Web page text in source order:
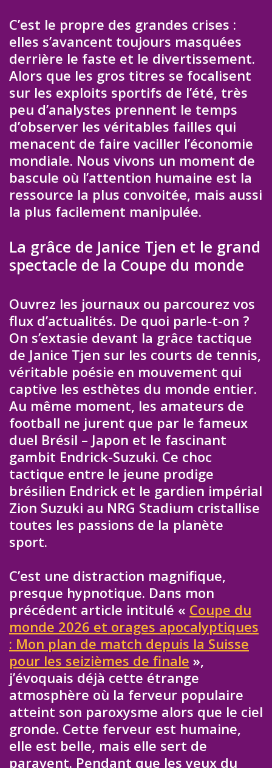
C’est le propre des grandes crises :
elles s’avancent toujours masquées
derrière le faste et le divertissement.
Alors que les gros titres se focalisent
sur les exploits sportifs de l’été, très
peu d’analystes prennent le temps
d’observer les véritables failles qui
menacent de faire vaciller l’économie
mondiale. Nous vivons un moment de
bascule où l’attention humaine est la
ressource la plus convoitée, mais aussi
la plus facilement manipulée.
La grâce de Janice Tjen et le grand
spectacle de la Coupe du monde
Ouvrez les journaux ou parcourez vos
flux d’actualités. De quoi parle-t-on ?
On s’extasie devant la grâce tactique
de Janice Tjen sur les courts de tennis,
véritable poésie en mouvement qui
captive les esthètes du monde entier.
Au même moment, les amateurs de
football ne jurent que par le fameux
duel Brésil – Japon et le fascinant
gambit Endrick-Suzuki. Ce choc
tactique entre le jeune prodige
brésilien Endrick et le gardien impérial
Zion Suzuki au NRG Stadium cristallise
toutes les passions de la planète
sport.
C’est une distraction magnifique,
presque hypnotique. Dans mon
précédent article intitulé « Coupe du
monde 2026 et orages apocalyptiques
: Mon plan de match depuis la Suisse
pour les seizièmes de finale »,
j’évoquais déjà cette étrange
atmosphère où la ferveur populaire
atteint son paroxysme alors que le ciel
gronde. Cette ferveur est humaine,
elle est belle, mais elle sert de
paravent. Pendant que les yeux du